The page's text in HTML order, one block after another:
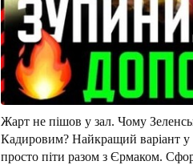
Жарт не пішов у зал. Чому
Кадировим? Найкращий варіант у
просто піти разом з Єрмаком.